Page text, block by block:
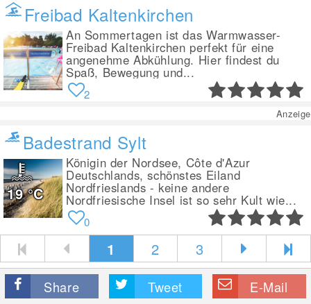
Freibad Kaltenkirchen
An Sommertagen ist das Warmwasser-
Freibad Kaltenkirchen perfekt für eine
angenehme Abkühlung. Hier findest du
Spaß, Bewegung und...
2
Anzeige
Badestrand Sylt
Königin der Nordsee, Côte d'Azur
Deutschlands, schönstes Eiland
Nordfrieslands - keine andere
Nordfriesische Insel ist so sehr Kult wie...
19°C
0
1 2 3
Share Tweet E-Mail